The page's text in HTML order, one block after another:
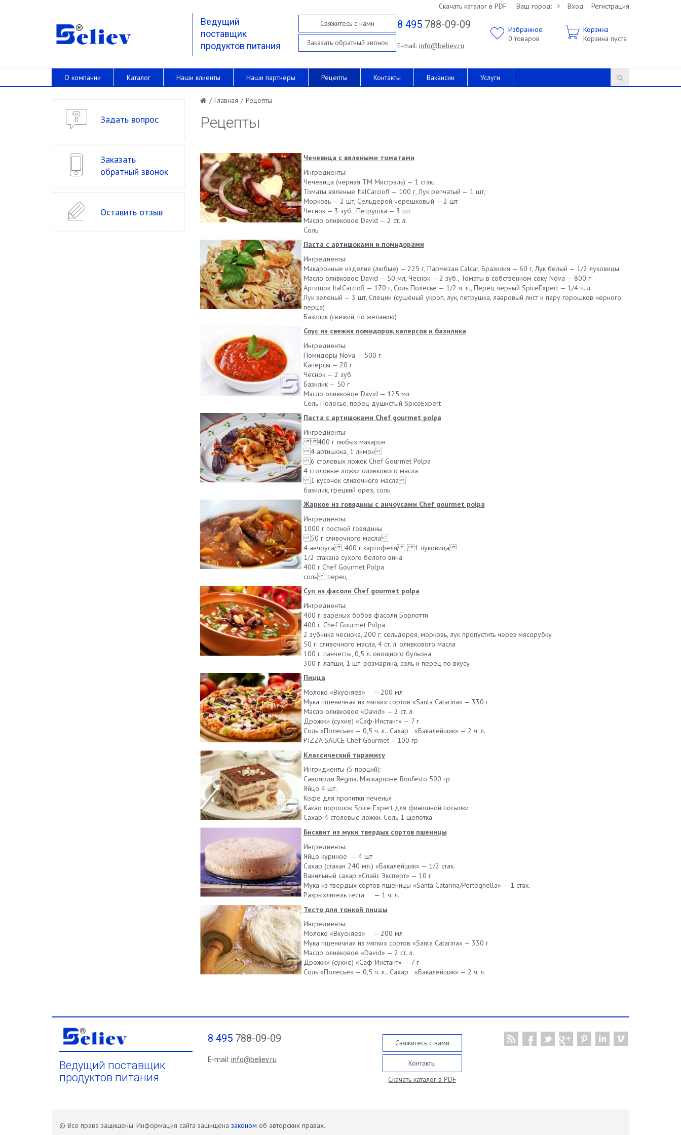
Скачать каталог в PDF Ваш город: Вход Регистрация
Ведущий
поставщик
продуктов питания
Свяжитесь с нами
Заказать обратный звонок
8 495 788-09-09
E-mail:info@believ.ru
Избранное
0 товаров
Корзина
Корзина пуста
О компании Каталог Наши клиенты Наши партнеры Рецепты Контакты Вакансии Услуги
/ Главная / Рецепты
Рецепты
Чечевица с вялеными томатами
Ингредиенты:
Чечевица (черная ТМ Мистраль) — 1 стак.
Томаты вяленые ItalCarciofi — 100 г, Лук репчатый — 1 шт,
Морковь — 2 шт, Сельдерей черешковый — 2 шт
Чеснок — 3 зуб., Петрушка — 3 шт
Масло оливковое David — 2 ст. л.
Соль
Паста с артишоками и помидорами
Ингредиенты:
Макаронные изделия (любые) — 225 г, Пармезан Calcar, Бразилия — 60 г, Лук белый — 1/2 луковицы
Масло оливковое David — 50 мл, Чеснок — 2 зуб., Томаты в собственном соку Nova — 800 г
Артишок ItalCarciofi — 170 г, Соль Полесье — 1/2 ч. л., Перец черный SpiceExpert — 1/4 ч. л.
Лук зеленый — 3 шт, Специи (сушёный укроп, лук, петрушка, лавровый лист и пару горошков чёрного
перца)
Базилик (свежий, по желанию)
Соус из свежих помидоров, каперсов и базилика
Ингредиенты:
Помидоры Nova — 500 г
Каперсы — 20 г
Чеснок — 2 зуб.
Базилик — 50 г
Масло оливковое David — 125 мл
Соль Полесье, перец душистый SpiceExpert
Паста с артишоками Chef gourmet polpa
Ингредиенты:
400 г любых макарон
4 артишока, 1 лимон
6 столовых ложек Chef Gourmet Polpa
4 столовые ложки оливкового масла
1 кусочек сливочного масла
базилик, грецкий орех, соль
Жаркое из говядины с анчоусами Chef gourmet polpa
Ингредиенты:
1000 г постной говядины
50 г сливочного масла
4 анчоуса , 400 г картофеля , 1 луковица
1/2 стакана сухого белого вина
400 г Chef Gourmet Polpa
соль , перец
Суп из фасоли Chef gourmet polpa
Ингредиенты:
400 г. вареных бобов фасоли Борлотти
400 г. Chef Gourmet Polpa
2 зубчика чеснока, 200 г. сельдерея, морковь, лук пропустить через мясорубку
50 г. сливочного масла, 4 ст. л. оливкового масла
100 г. панчетты, 0,5 л. овощного бульона
300 г. лапши, 1 шт. розмарина, соль и перец по вкусу
Пицца
Молоко «Вкусняев» — 200 мл
Мука пшеничная из мягких сортов «Santa Catarina» — 330 г
Масло оливковое «David» — 2 ст. л.
Дрожжи (сухие) «Саф-Инстант» — 7 г
Соль «Полесье» — 0,5 ч. л.. Сахар «Бакалейщик» — 2 ч. л.
PIZZA SAUCE Chef Gourmet – 100 гр
Классический тирамису
Ингридиенты (5 порций):
Савоярди Regina. Маскарпоне Bonfesto 500 гр
Яйцо 4 шт.
Кофе для пропитки печенья
Какао порошок Spice Expert для финишной посыпки
Сахар 4 столовые ложки. Соль 1 щепотка
Бисквит из муки твердых сортов пшеницы
Ингредиенты:
Яйцо куриное — 4 шт
Сахар (стакан 240 мл.) «Бакалейщик» — 1/2 стак.
Ванильный сахар «Спайс Эксперт» — 10 г
Мука из твердых сортов пшеницы «Santa Catarina/Perteghella» — 1 стак.
Разрыхлитель теста — 1 ч. л.
Тесто для тонкой пиццы
Ингредиенты:
Молоко «Вкусняев» — 200 мл
Мука пшеничная из мягких сортов «Santa Catarina» — 330 г
Масло оливковое «David» — 2 ст. л.
Дрожжи (сухие) «Саф-Инстант» — 7 г
Соль «Полесье» — 0,5 ч. л.. Сахар «Бакалейщик» — 2 ч. л.
Задать вопрос
Заказать
обратный звонок
Оставить отзыв
Ведущий поставщик
продуктов питания
8 495788-09-09
E-mail: info@believ.ru
Свяжитесь с нами
Контакты
Скачать каталог в PDF
© Все права защищены. Информация сайта защищена законом об авторских правах.